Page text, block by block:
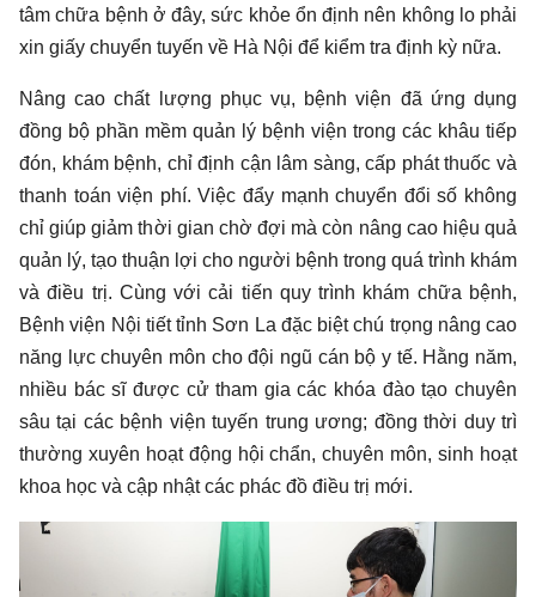
tâm chữa bệnh ở đây, sức khỏe ổn định nên không lo phải
xin giấy chuyển tuyến về Hà Nội để kiểm tra định kỳ nữa.
Nâng cao chất lượng phục vụ, bệnh viện đã ứng dụng
đồng bộ phần mềm quản lý bệnh viện trong các khâu tiếp
đón, khám bệnh, chỉ định cận lâm sàng, cấp phát thuốc và
thanh toán viện phí. Việc đẩy mạnh chuyển đổi số không
chỉ giúp giảm thời gian chờ đợi mà còn nâng cao hiệu quả
quản lý, tạo thuận lợi cho người bệnh trong quá trình khám
và điều trị. Cùng với cải tiến quy trình khám chữa bệnh,
Bệnh viện Nội tiết tỉnh Sơn La đặc biệt chú trọng nâng cao
năng lực chuyên môn cho đội ngũ cán bộ y tế. Hằng năm,
nhiều bác sĩ được cử tham gia các khóa đào tạo chuyên
sâu tại các bệnh viện tuyến trung ương; đồng thời duy trì
thường xuyên hoạt động hội chẩn, chuyên môn, sinh hoạt
khoa học và cập nhật các phác đồ điều trị mới.